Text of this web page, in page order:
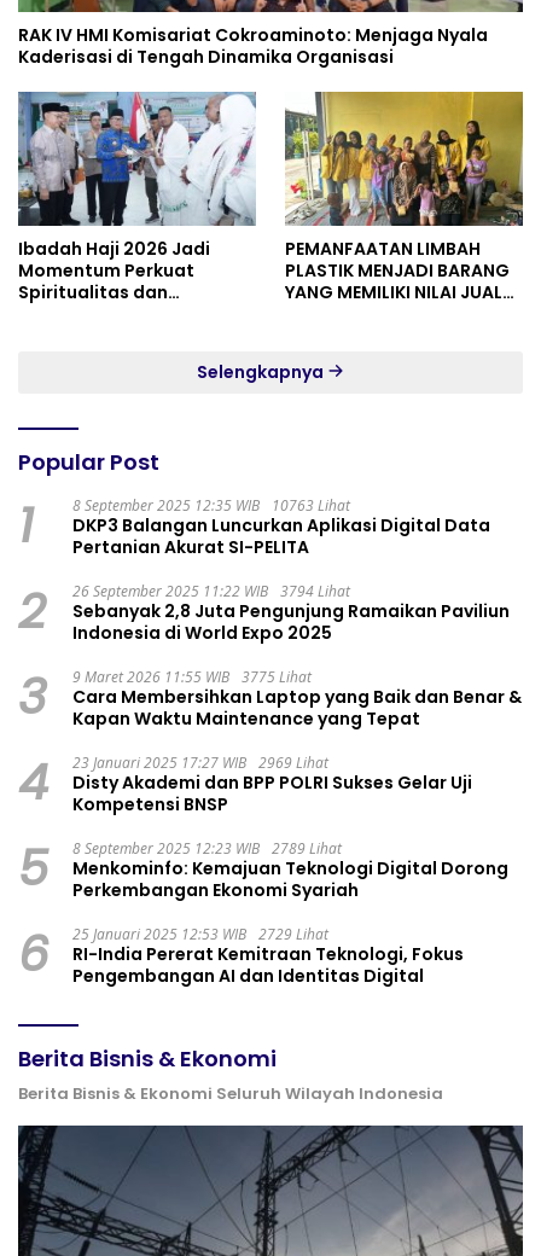
RAK IV HMI Komisariat Cokroaminoto: Menjaga Nyala
Kaderisasi di Tengah Dinamika Organisasi
Ibadah Haji 2026 Jadi
Momentum Perkuat
Spiritualitas dan
PEMANFAATAN LIMBAH
PLASTIK MENJADI BARANG
YANG MEMILIKI NILAI JUAL
Selengkapnya
Popular Post
1 8 September 2025 12:35 WIB 10763 Lihat
DKP3 Balangan Luncurkan Aplikasi Digital Data
Pertanian Akurat SI-PELITA
2 26 September 2025 11:22 WIB 3794 Lihat
Sebanyak 2,8 Juta Pengunjung Ramaikan Paviliun
Indonesia di World Expo 2025
3 9 Maret 2026 11:55 WIB 3775 Lihat
Cara Membersihkan Laptop yang Baik dan Benar &
Kapan Waktu Maintenance yang Tepat
4 23 Januari 2025 17:27 WIB 2969 Lihat
Disty Akademi dan BPP POLRI Sukses Gelar Uji
Kompetensi BNSP
5 8 September 2025 12:23 WIB 2789 Lihat
Menkominfo: Kemajuan Teknologi Digital Dorong
Perkembangan Ekonomi Syariah
6 25 Januari 2025 12:53 WIB 2729 Lihat
RI-India Pererat Kemitraan Teknologi, Fokus
Pengembangan AI dan Identitas Digital
Berita Bisnis & Ekonomi
Berita Bisnis & Ekonomi Seluruh Wilayah Indonesia